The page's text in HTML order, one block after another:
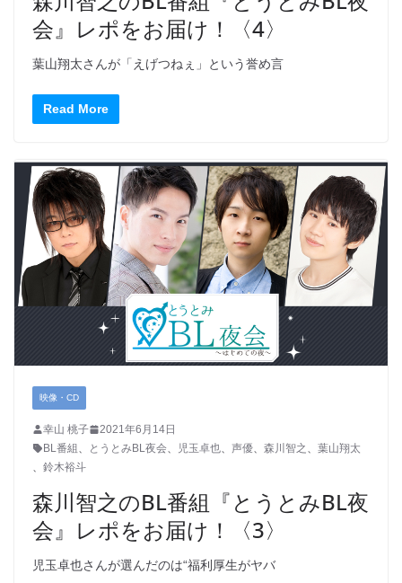
会』レポをお届け！〈4〉
葉山翔太さんが「えげつねぇ」という誉め言
Read More
映像・CD
幸山 桃子
2021年6月14日
BL番組、 とうとみBL夜会、 児玉卓也、 声優、 森川智之 、 葉山翔太
、 鈴木裕斗
森川智之のBL番組『とうとみBL夜
会』レポをお届け！〈3〉
児玉卓也さんが選んだのは“福利厚生がヤバ